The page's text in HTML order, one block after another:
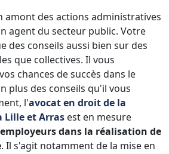
amont des actions administratives
agent du secteur public. Votre
des conseils aussi bien sur des
que collectives. Il vous
chances de succès dans le
plus des conseils qu'il vous
l'avocat en droit de la
Lille et Arras est en mesure
dans la réalisation de
. Il s'agit notamment de la mise en